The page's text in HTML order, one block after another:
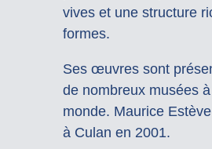
vives et une structure
formes.
Ses œuvres sont
de nombreux musées
monde. Maurice
à Culan en 2001.